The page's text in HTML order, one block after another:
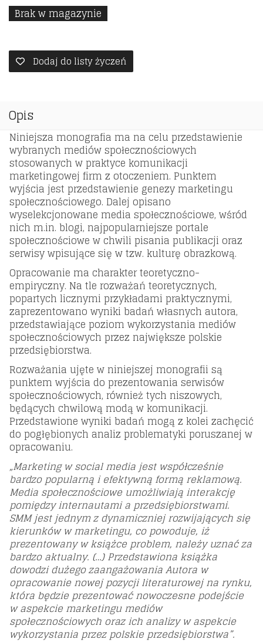
Brak w magazynie
Dodaj do listy życzeń
Opis
Niniejsza monografia ma na celu przedstawienie
wybranych mediów społecznościowych
stosowanych w praktyce komunikacji
marketingowej firm z otoczeniem. Punktem
wyjścia jest przedstawienie genezy marketingu
społecznościowego. Dalej opisano
wyselekcjonowane media społecznościowe, wśród
nich m.in. blogi, najpopularniejsze portale
społecznościowe w chwili pisania publikacji oraz
serwisy wpisujące się w tzw. kulturę obrazkową.
Opracowanie ma charakter teoretyczno-
empiryczny. Na tle rozważań teoretycznych,
popartych licznymi przykładami praktycznymi,
zaprezentowano wyniki badań własnych autora,
przedstawiające poziom wykorzystania mediów
społecznościowych przez największe polskie
przedsiębiorstwa.
Rozważania ujęte w niniejszej monografii są
punktem wyjścia do prezentowania serwisów
społecznościowych, również tych niszowych,
będących chwilową modą w komunikacji.
Przedstawione wyniki badań mogą z kolei zachęcić
do pogłębionych analiz problematyki poruszanej w
opracowaniu.
„Marketing w social media jest współcześnie
bardzo popularną i efektywną formą reklamową.
Media społecznościowe umożliwiają interakcję
pomiędzy internautami a przedsiębiorstwami.
SMM jest jednym z dynamiczniej rozwijających się
kierunków w marketingu, co powoduje, iż
prezentowany w książce problem, należy uznać za
bardzo aktualny. (…) Przedstawiona książka
dowodzi dużego zaangażowania Autora w
opracowanie nowej pozycji literaturowej na rynku,
która będzie prezentować nowoczesne podejście
w aspekcie marketingu mediów
społecznościowych oraz ich analizy w aspekcie
wykorzystania przez polskie przedsiębiorstwa”.